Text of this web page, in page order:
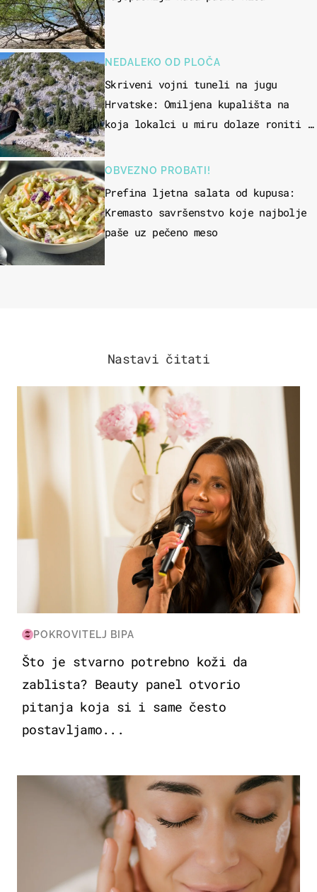
NEDALEKO OD PLOČA
Skriveni vojni tuneli na jugu
Hrvatske: Omiljena kupališta na
koja lokalci u miru dolaze roniti i
OBVEZNO PROBATI!
Prefina ljetna salata od kupusa:
Kremasto savršenstvo koje najbolje
paše uz pečeno meso
Nastavi čitati
MODA & LJEPOTA
POKROVITELJ BIPA
Što je stvarno potrebno koži da
zablista? Beauty panel otvorio
pitanja koja si i same često
postavljamo...
MODA & LJEPOTA